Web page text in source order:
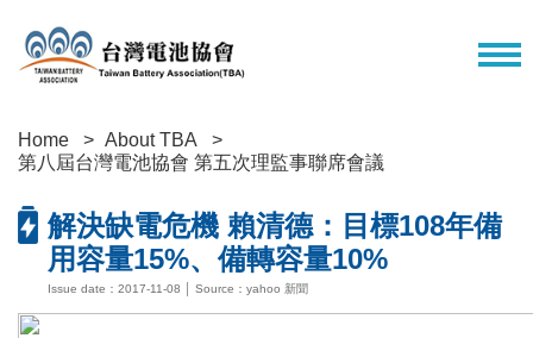
Home
About TBA
第八屆台灣電池協會 第五次理監事聯席會議
解決缺電危機 賴清德：目標108年備
用容量15%、備轉容量10%
Issue date：2017-11-08 │ Source：yahoo 新聞